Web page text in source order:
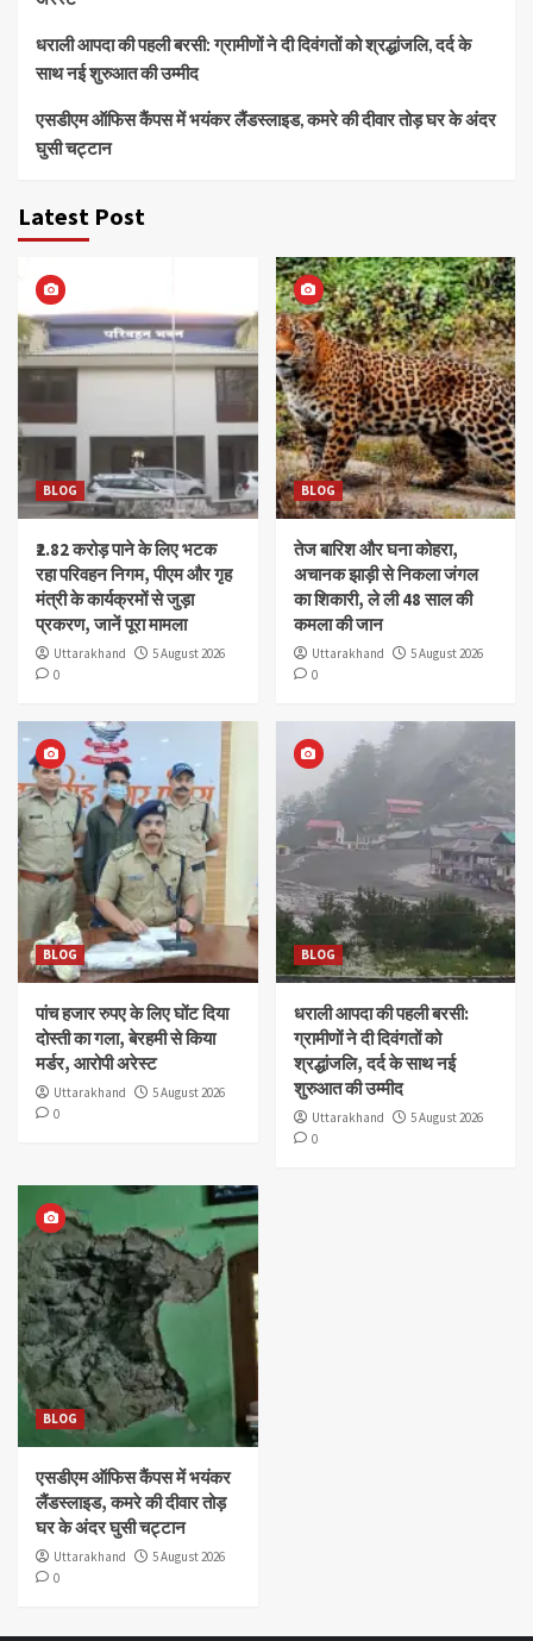
धराली आपदा की पहली बरसी: ग्रामीणों ने दी दिवंगतों को श्रद्धांजलि, दर्द के
साथ नई शुरुआत की उम्मीद
एसडीएम ऑफिस कैंपस में भयंकर लैंडस्लाइड, कमरे की दीवार तोड़ घर के अंदर
घुसी चट्टान
Latest Post
BLOG
₹2.82 करोड़ पाने के लिए भटक
रहा परिवहन निगम, पीएम और गृह
मंत्री के कार्यक्रमों से जुड़ा
प्रकरण, जानें पूरा मामला
Uttarakhand
5 August 2026
0
BLOG
तेज बारिश और घना कोहरा,
अचानक झाड़ी से निकला जंगल
का शिकारी, ले ली 48 साल की
कमला की जान
Uttarakhand
5 August 2026
0
BLOG
पांच हजार रुपए के लिए घोंट दिया
दोस्ती का गला, बेरहमी से किया
मर्डर, आरोपी अरेस्ट
Uttarakhand
5 August 2026
0
BLOG
धराली आपदा की पहली बरसी:
ग्रामीणों ने दी दिवंगतों को
श्रद्धांजलि, दर्द के साथ नई
शुरुआत की उम्मीद
Uttarakhand
5 August 2026
0
BLOG
एसडीएम ऑफिस कैंपस में भयंकर
लैंडस्लाइड, कमरे की दीवार तोड़
घर के अंदर घुसी चट्टान
Uttarakhand
5 August 2026
0